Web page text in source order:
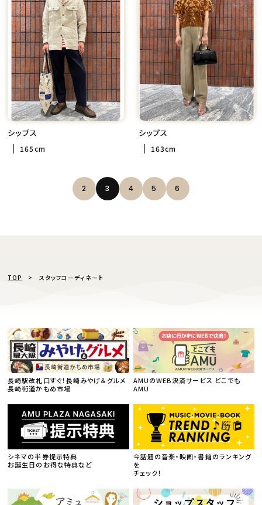
シップス
165cm
シップス
163cm
2 3 4 5 6
TOP スタッフコーディネート
長崎駅改札口すぐ！長崎みやげ＆グルメ
長崎街道かもめ市場
AMUのWEB決済サービス どこでも
AMU
シネマの半券提示特典
お誕生日のお得な特典など
今話題の音楽・映画・書籍のランキング
を
チェック！